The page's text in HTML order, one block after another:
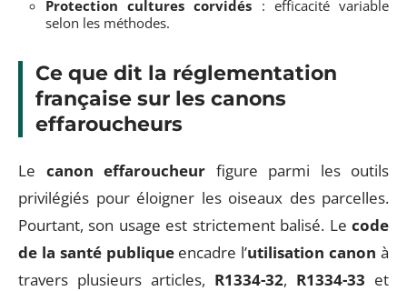
Protection cultures corvidés : efficacité variable
selon les méthodes.
Ce que dit la réglementation
française sur les canons
effaroucheurs
Le canon effaroucheur figure parmi les outils
privilégiés pour éloigner les oiseaux des parcelles.
Pourtant, son usage est strictement balisé. Le code
de la santé publiqueencadre l’utilisation canon à
travers plusieurs articles, R1334-32, R1334-33 et